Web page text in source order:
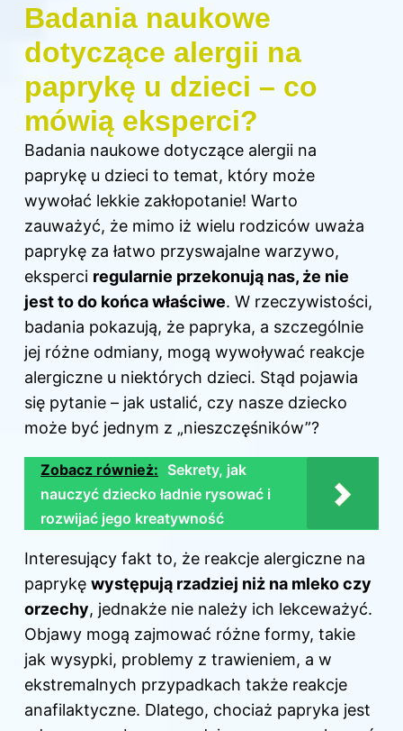
Badania naukowe
dotyczące alergii na
paprykę u dzieci – co
mówią eksperci?
Badania naukowe dotyczące alergii na
paprykę u dzieci to temat, który może
wywołać lekkie zakłopotanie! Warto
zauważyć, że mimo iż wielu rodziców uważa
paprykę za łatwo przyswajalne warzywo,
eksperci regularnie przekonują nas, że nie
jest to do końca właściwe. W rzeczywistości,
badania pokazują, że papryka, a szczególnie
jej różne odmiany, mogą wywoływać reakcje
alergiczne u niektórych dzieci. Stąd pojawia
się pytanie – jak ustalić, czy nasze dziecko
może być jednym z „nieszczęśników”?
Zobacz również: Sekrety, jak
nauczyć dziecko ładnie rysować i
rozwijać jego kreatywność
Interesujący fakt to, że reakcje alergiczne na
paprykę występują rzadziej niż na mleko czy
orzechy, jednakże nie należy ich lekceważyć.
Objawy mogą zajmować różne formy, takie
jak wysypki, problemy z trawieniem, a w
ekstremalnych przypadkach także reakcje
anafilaktyczne. Dlatego, chociaż papryka jest